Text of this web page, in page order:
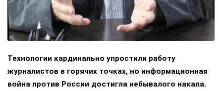
Технологии кардинально упростили работу
журналистов в горячих точках, но информационная
война против России достигла небывалого накала.